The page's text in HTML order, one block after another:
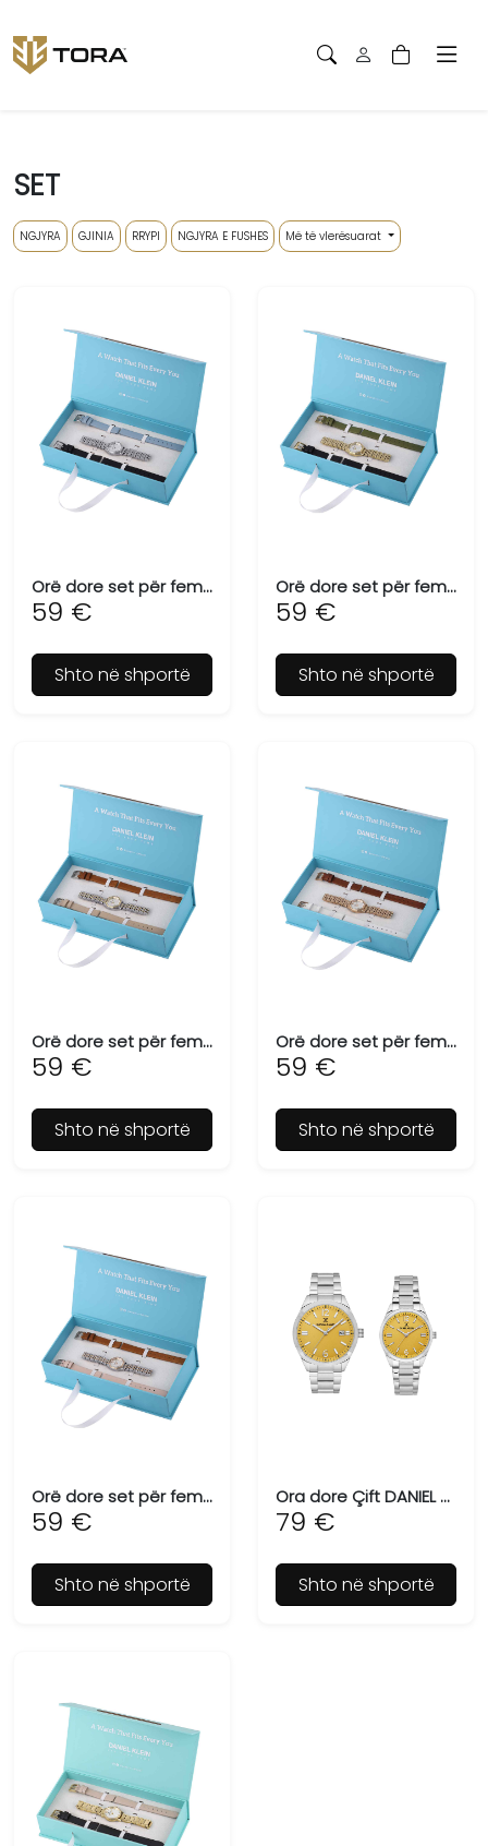
SET
NGJYRA GJINIA RRYPI NGJYRA E FUSHES Më të vlerësuarat
Orë dore set për femra DANIEL KLEIN DK.1.13719-1
59 €
Shto në shportë
Orë dore set për femra DANIEL KLEIN DK.1.13719-2
59 €
Shto në shportë
Orë dore set për femra DANIEL KLEIN DK.1.13719-3
59 €
Shto në shportë
Orë dore set për femra DANIEL KLEIN DK.1.13719-4
59 €
Shto në shportë
Orë dore set për femra DANIEL KLEIN DK.1.13719-5
59 €
Shto në shportë
Ora dore Çift DANIEL KLEIN DK.1.13753-5
79 €
Shto në shportë